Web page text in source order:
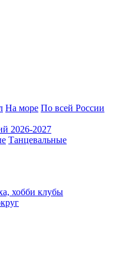
На море По всей России
2026-2027
Танцевальные
хобби клубы